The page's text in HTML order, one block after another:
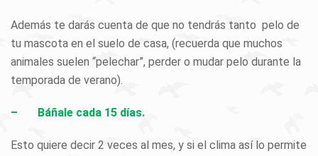
Además te darás cuenta de que no tendrás tanto pelo de
tu mascota en el suelo de casa, (recuerda que muchos
animales suelen “pelechar”, perder o mudar pelo durante la
temporada de verano).
– Báñale cada 15 días.
Esto quiere decir 2 veces al mes, y si el clima así lo permite